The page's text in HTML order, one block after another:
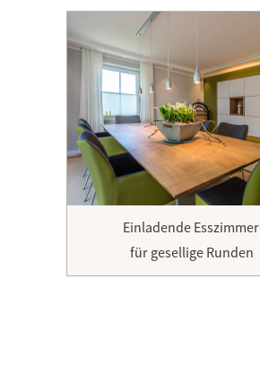
Einladende Esszimmer
für gesellige Runden